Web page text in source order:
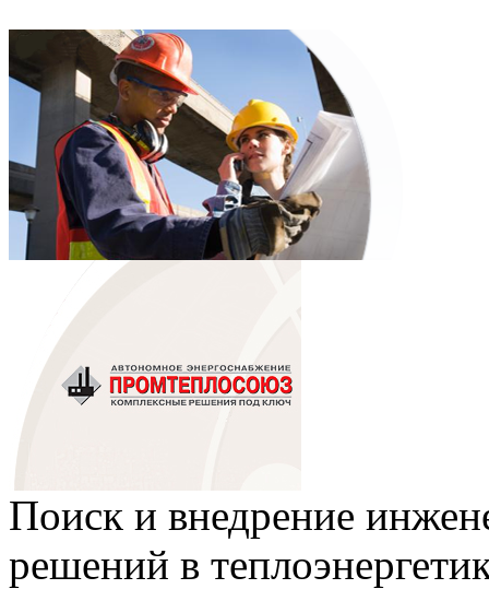
Поиск и внедрение
решений в